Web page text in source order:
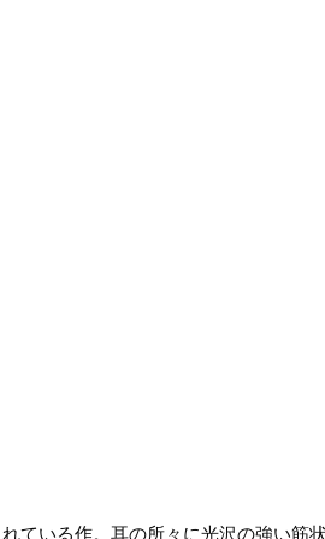
いる作。耳の所々に光沢の強い筋状